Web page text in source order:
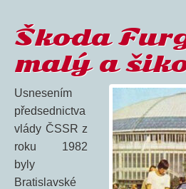
Škoda
malý a
Usnesením
předsednictva
vlády ČSSR z
roku 1982
byly
Bratislavské